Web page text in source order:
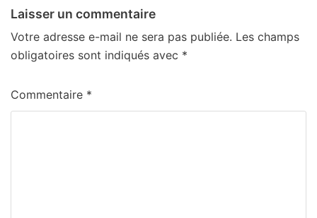
Laisser un commentaire
Votre adresse e-mail ne sera pas publiée. Les champs
obligatoires sont indiqués avec *
Commentaire *